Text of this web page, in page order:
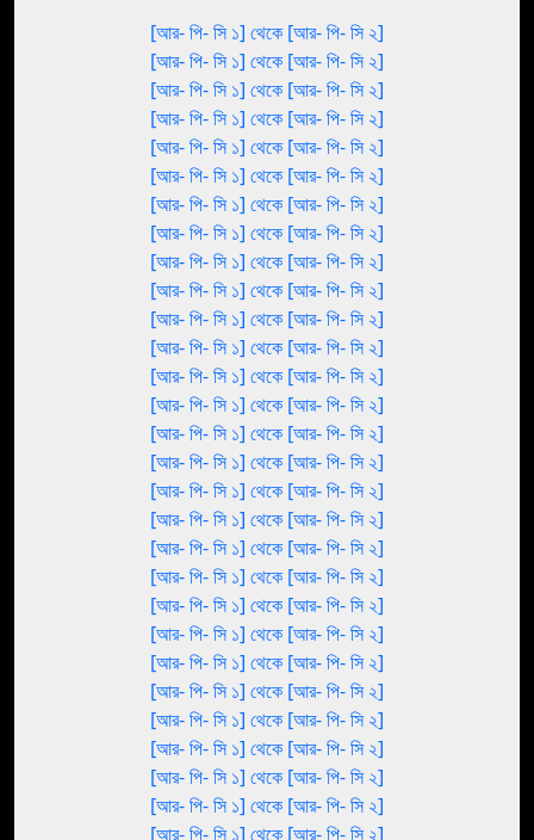
[আর- পি- সি ১] থেকে [আর- পি- সি ২]
[আর- পি- সি ১] থেকে [আর- পি- সি ২]
[আর- পি- সি ১] থেকে [আর- পি- সি ২]
[আর- পি- সি ১] থেকে [আর- পি- সি ২]
[আর- পি- সি ১] থেকে [আর- পি- সি ২]
[আর- পি- সি ১] থেকে [আর- পি- সি ২]
[আর- পি- সি ১] থেকে [আর- পি- সি ২]
[আর- পি- সি ১] থেকে [আর- পি- সি ২]
[আর- পি- সি ১] থেকে [আর- পি- সি ২]
[আর- পি- সি ১] থেকে [আর- পি- সি ২]
[আর- পি- সি ১] থেকে [আর- পি- সি ২]
[আর- পি- সি ১] থেকে [আর- পি- সি ২]
[আর- পি- সি ১] থেকে [আর- পি- সি ২]
[আর- পি- সি ১] থেকে [আর- পি- সি ২]
[আর- পি- সি ১] থেকে [আর- পি- সি ২]
[আর- পি- সি ১] থেকে [আর- পি- সি ২]
[আর- পি- সি ১] থেকে [আর- পি- সি ২]
[আর- পি- সি ১] থেকে [আর- পি- সি ২]
[আর- পি- সি ১] থেকে [আর- পি- সি ২]
[আর- পি- সি ১] থেকে [আর- পি- সি ২]
[আর- পি- সি ১] থেকে [আর- পি- সি ২]
[আর- পি- সি ১] থেকে [আর- পি- সি ২]
[আর- পি- সি ১] থেকে [আর- পি- সি ২]
[আর- পি- সি ১] থেকে [আর- পি- সি ২]
[আর- পি- সি ১] থেকে [আর- পি- সি ২]
[আর- পি- সি ১] থেকে [আর- পি- সি ২]
[আর- পি- সি ১] থেকে [আর- পি- সি ২]
[আর- পি- সি ১] থেকে [আর- পি- সি ২]
[আর- পি- সি ১] থেকে [আর- পি- সি ২]